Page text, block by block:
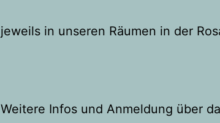
jeweils in unseren Räumen in der
Weitere Infos und Anmeldung über